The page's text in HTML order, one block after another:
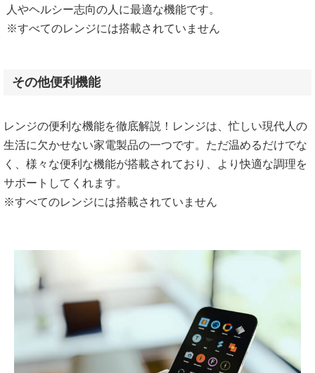
人やヘルシー志向の人に最適な機能です。
※すべてのレンジには搭載されていません
その他便利機能
レンジの便利な機能を徹底解説！レンジは、忙しい現代人の
生活に欠かせない家電製品の一つです。ただ温めるだけでな
く、様々な便利な機能が搭載されており、より快適な調理を
サポートしてくれます。
※すべてのレンジには搭載されていません